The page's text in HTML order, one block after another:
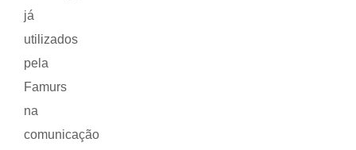
já
utilizados
pela
Famurs
na
comunicação